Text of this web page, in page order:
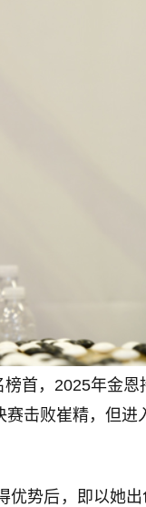
首，2025年金恩
击败崔精，但进
优势后，即以她